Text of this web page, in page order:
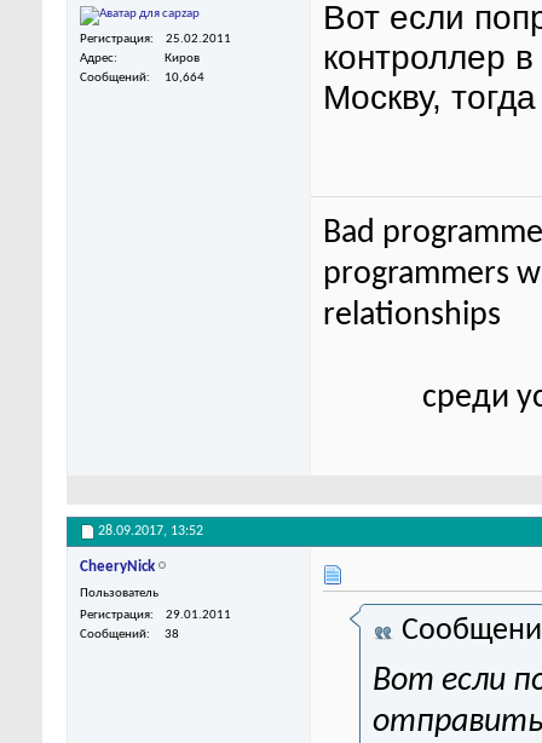
Регистрация
25.02.2011
Адрес
Киров
Сообщений
10,664
Вот если
контроллер
Москву,
Bad
programmers
relationships
среди
28.09.2017, 13:52
CheeryNick
Пользователь
Регистрация
29.01.2011
Сообщений
38
Вот если